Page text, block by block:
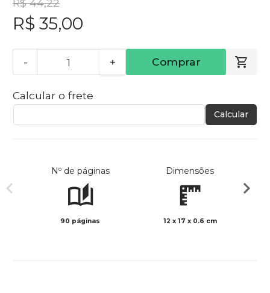
R$ 44,22
R$ 35,00
- + Comprar
Calcular o frete
Calcular
Nº de páginas
90 páginas
Dimensões
12 x 17 x 0.6 cm